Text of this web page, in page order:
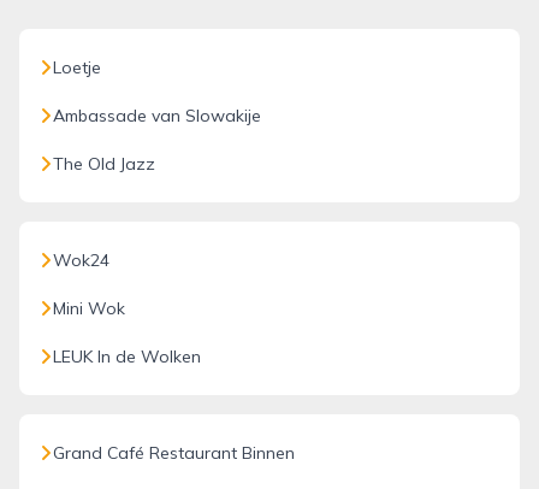
Loetje
Ambassade van Slowakije
The Old Jazz
Wok24
Mini Wok
LEUK In de Wolken
Grand Café Restaurant Binnen